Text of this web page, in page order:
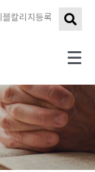
블칼리지등록